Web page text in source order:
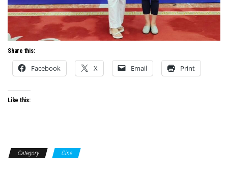
Share this:
Facebook X Email Print
Like this:
Category Cine